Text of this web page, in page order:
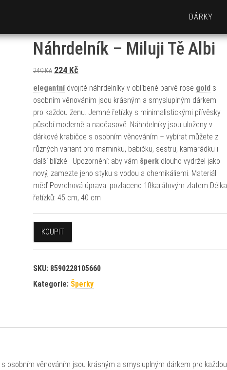
DÁRKY
Náhrdelník – Miluji Tě Albi
249Kč Původní cena byla: 249 Kč.
224 KčAktuální cena je: 224 Kč.
elegantnídvojité náhrdelníky v oblíbené barvě rose golds
osobním věnováním jsou krásným a smysluplným dárkem
pro každou ženu. Jemné řetízky s minimalistickými přívěsky
působí moderně a nadčasově. Náhrdelníky jsou uloženy v
dárkové krabičce s osobním věnováním – vybírat můžete z
různých variant pro maminku, babičku, sestru, kamarádku i
další blízké. Upozornění: aby vám šperkdlouho vydržel jako
nový, zamezte jeho styku s vodou a chemikáliemi. Materiál:
měď Povrchová úprava: pozlaceno 18karátovým zlatem Délka
řetízků: 45 cm, 40 cm
KOUPIT
SKU: 8590228105660
Kategorie: Šperky
s osobním věnováním jsou krásným a smysluplným dárkem pro každou